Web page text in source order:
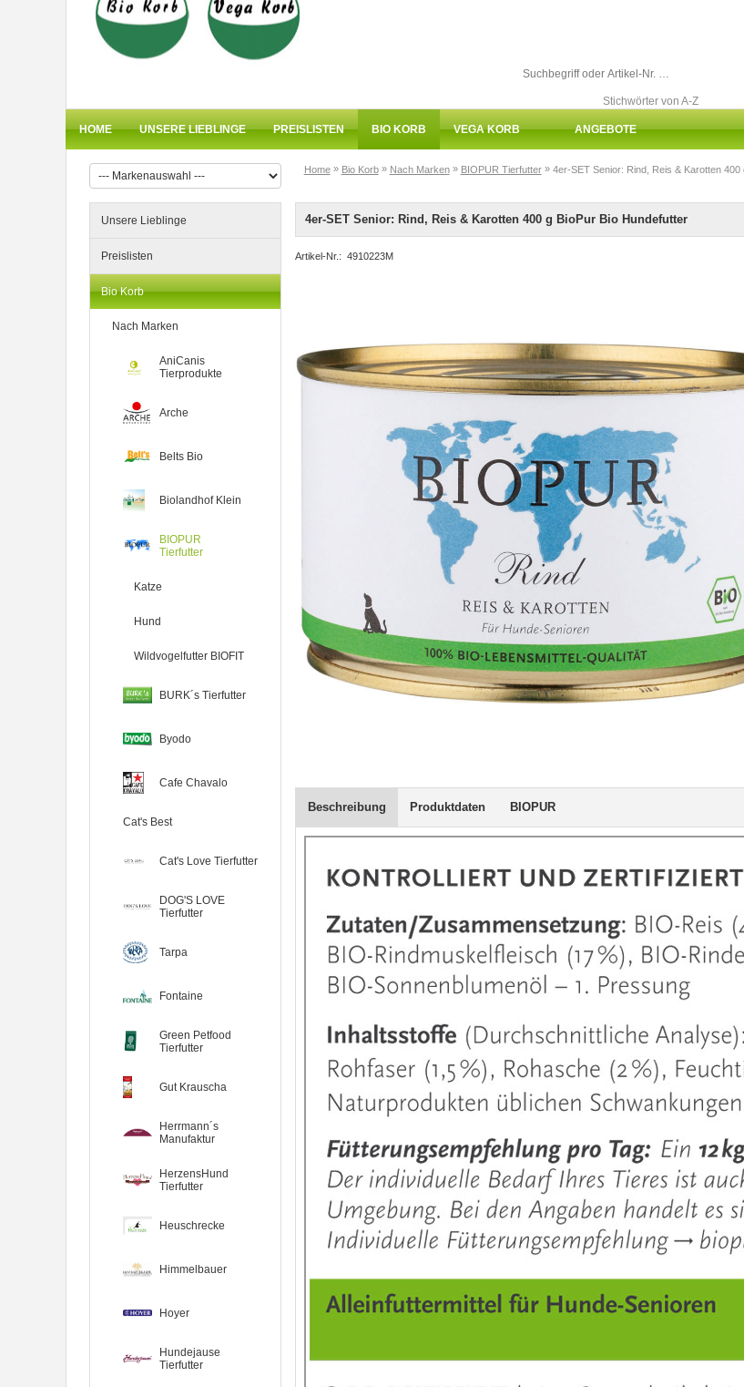
Stichwörter von A-Z
HOME UNSERE LIEBLINGE PREISLISTEN BIO KORB VEGA KORB ANGEBOTE
Home» Bio Korb» Nach Marken» BIOPUR Tierfutter» 4er-SET Senior: Rind, Reis & Karotten 400
Unsere Lieblinge
Preislisten
Bio Korb
Nach Marken
AniCanis
Tierprodukte
Arche
Belts Bio
Biolandhof Klein
BIOPUR
Tierfutter
Katze
Hund
Wildvogelfutter BIOFIT
BURK´s Tierfutter
Byodo
Cafe Chavalo
Cat's Best
Cat's Love Tierfutter
DOG'S LOVE
Tierfutter
Tarpa
Fontaine
Green Petfood
Tierfutter
Gut Krauscha
Herrmann´s
Manufaktur
HerzensHund
Tierfutter
Heuschrecke
Himmelbauer
Hoyer
Hundejause
Tierfutter
4er-SET Senior: Rind, Reis & Karotten 400 g BioPur Bio Hundefutter
Artikel-Nr.: 4910223M
Beschreibung Produktdaten BIOPUR